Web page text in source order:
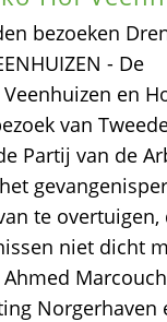
bezoeken
- De
en
van
Partij van de
te overtuigen,
niet dicht
Norgerhaven